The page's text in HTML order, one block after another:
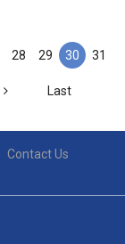
28 29 30 31
Last
Contact Us